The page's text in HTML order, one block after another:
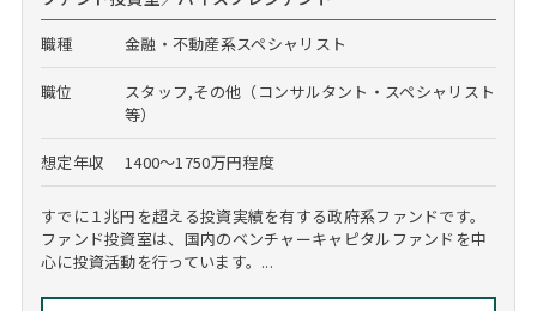
職種 金融・不動産系スペシャリスト
職位
スタッフ,その他（コンサルタント・スペシャリスト
等）
想定年収 1400～1750万円程度
すでに１兆円を超える投資実績を有する政府系ファンドです。
ファンド投資室は、国内のベンチャーキャピタルファンドを中
心に投資活動を行っています。...